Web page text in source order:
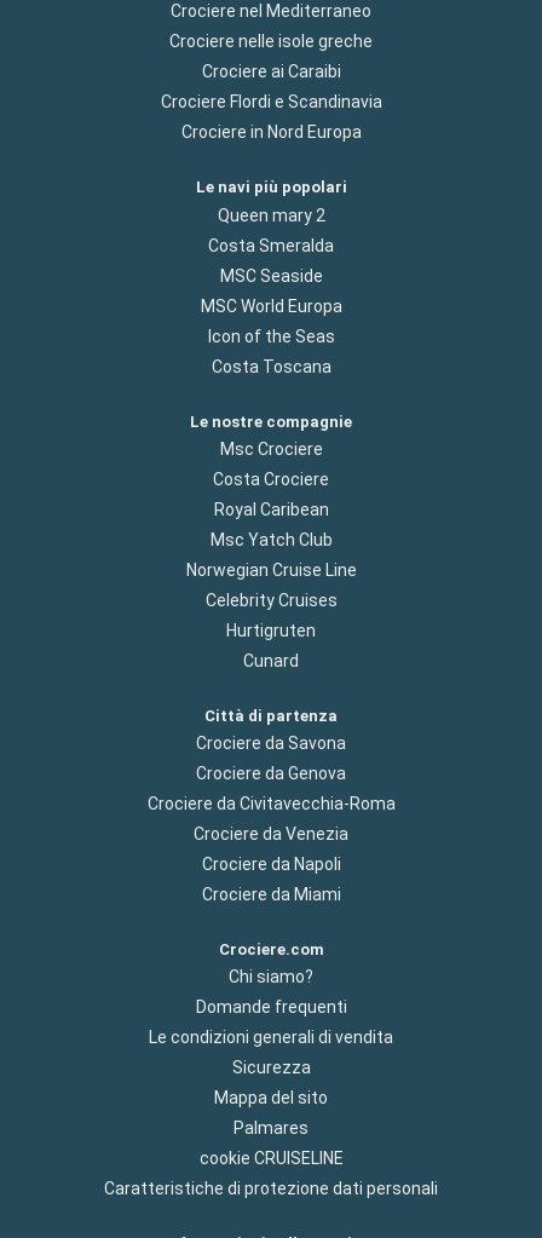
Crociere nel Mediterraneo
Crociere nelle isole greche
Crociere ai Caraibi
Crociere Flordi e Scandinavia
Crociere in Nord Europa
Le navi più popolari
Queen mary 2
Costa Smeralda
MSC Seaside
MSC World Europa
Icon of the Seas
Costa Toscana
Le nostre compagnie
Msc Crociere
Costa Crociere
Royal Caribean
Msc Yatch Club
Norwegian Cruise Line
Celebrity Cruises
Hurtigruten
Cunard
Città di partenza
Crociere da Savona
Crociere da Genova
Crociere da Civitavecchia-Roma
Crociere da Venezia
Crociere da Napoli
Crociere da Miami
Crociere.com
Chi siamo?
Domande frequenti
Le condizioni generali di vendita
Sicurezza
Mappa del sito
Palmares
cookie CRUISELINE
Caratteristiche di protezione dati personali